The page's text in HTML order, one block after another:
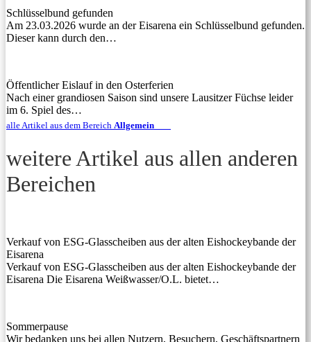
Schlüsselbund gefunden
Am 23.03.2026 wurde an der Eisarena ein Schlüsselbund gefunden.
Dieser kann durch den…
Öffentlicher Eislauf in den Osterferien
Nach einer grandiosen Saison sind unsere Lausitzer Füchse leider
im 6. Spiel des…
alle Artikel aus dem Bereich Allgemein
weitere Artikel aus allen anderen
Bereichen
Verkauf von ESG-Glasscheiben aus der alten Eishockeybande der
Eisarena
Verkauf von ESG-Glasscheiben aus der alten Eishockeybande der
Eisarena Die Eisarena Weißwasser/O.L. bietet…
Sommerpause
Wir bedanken uns bei allen Nutzern, Besuchern, Geschäftspartnern